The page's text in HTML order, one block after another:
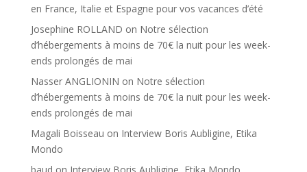
en France, Italie et Espagne pour vos vacances d’été
Josephine ROLLAND on Notre sélection
d’hébergements à moins de 70€ la nuit pour les week-
ends prolongés de mai
Nasser ANGLIONIN on Notre sélection
d’hébergements à moins de 70€ la nuit pour les week-
ends prolongés de mai
Magali Boisseau on Interview Boris Aubligine, Etika
Mondo
baud on Interview Boris Aubligine, Etika Mondo